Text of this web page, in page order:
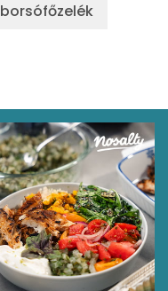
borsófőzelék